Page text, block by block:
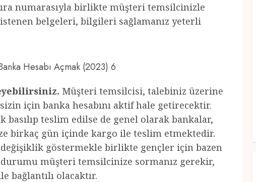
numarasıyla birlikte müşteri temsilcinizle
belgeleri, bilgileri sağlamanız yeterli
Hesabı Açmak (2023) 6
Müşteri temsilcisi, talebiniz üzerine
için banka hesabını aktif hale getirecektir.
basılıp teslim edilse de genel olarak bankalar,
birkaç gün içinde kargo ile teslim etmektedir.
değişiklik göstermekle birlikte gençler için bazen
müşteri temsilcinize sormanız gerekir,
bağlantılı olacaktır.